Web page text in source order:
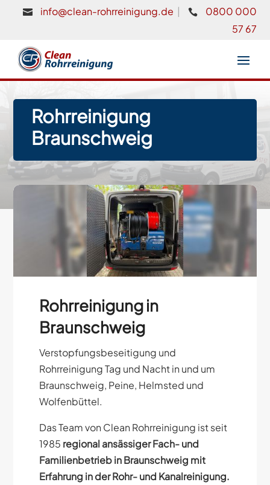
 info@clean-rohrreinigung.de | 
0800 000
57 67
Rohrreinigung
Braunschweig
Rohrreinigung in
Braunschweig
Verstopfungsbeseitigung und
Rohrreinigung Tag und Nacht in und um
Braunschweig, Peine, Helmsted und
Wolfenbüttel.
Das Team von Clean Rohrreinigung ist seit
1985 regional ansässiger Fach- und
Familienbetriebin Braunschweig mit
Erfahrung in der Rohr- und Kanalreinigung.